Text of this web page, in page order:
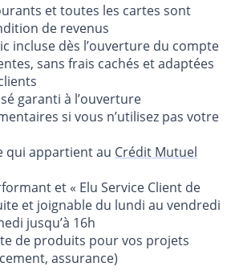
et toutes les cartes sont
de revenus
incluse dès l’ouverture du compte
sans frais cachés et adaptées
garanti à l’ouverture
si vous n’utilisez pas votre
qui appartient au Crédit Mutuel
et « Elu Service Client de
et joignable du lundi au vendredi
jusqu’à 16h
de produits pour vos projets
assurance)